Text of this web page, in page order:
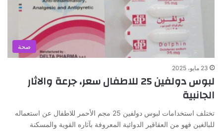
صحة
23 مايو، 2025
لبوس دولفين 25 للاطفال سعر، جرعة والاثار
الجانبية
تختلف استخدامات لبوس دولفين 25 مجم الأحمر للاطفال عن استعماله
للبالغين فهو من العقاقير الدوائية المعروفة بآثاره القوية والمسكنة